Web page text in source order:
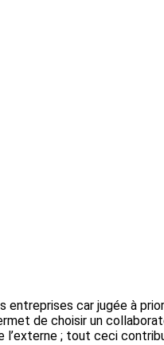
car jugée à
de choisir un
; tout ceci